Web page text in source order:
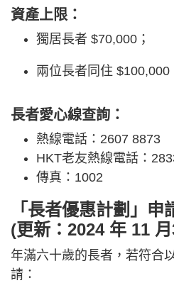
資產上限：
獨居長者 $70,000；
兩位長者同住 $100,000
長者愛心線查詢：
熱線電話：2607 8873
HKT老友熱線電話：
傳真：1002
「長者優惠計劃」
(更新：2024 年 11
年滿六十歲的長者，若符合
請：